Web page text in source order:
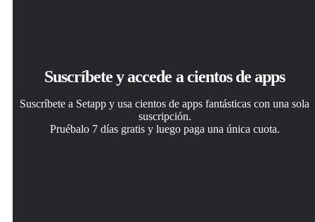
Suscríbete y accede a cientos de apps
Suscríbete a Setapp y usa cientos de apps fantásticas con una sola
suscripción.
Pruébalo 7 días gratis y luego paga una única cuota.